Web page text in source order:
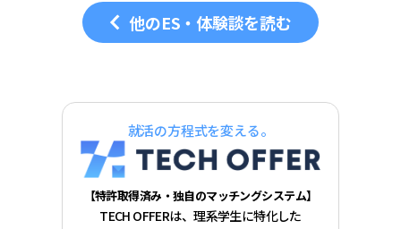
他のES・体験談を読む
就活の方程式を変える。
【特許取得済み・独自のマッチングシステム】
TECH OFFERは、理系学生に特化した